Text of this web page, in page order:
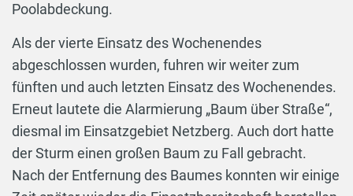
Poolabdeckung.
Als der vierte Einsatz des Wochenendes
abgeschlossen wurden, fuhren wir weiter zum
fünften und auch letzten Einsatz des Wochenendes.
Erneut lautete die Alarmierung „Baum über Straße“,
diesmal im Einsatzgebiet Netzberg. Auch dort hatte
der Sturm einen großen Baum zu Fall gebracht.
Nach der Entfernung des Baumes konnten wir einige